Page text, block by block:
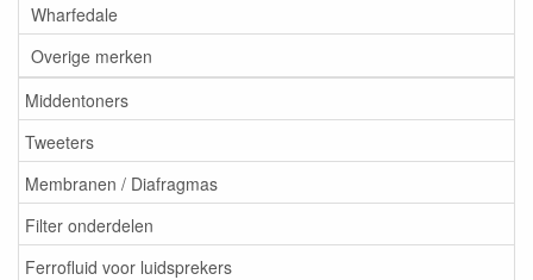
Wharfedale
Overige merken
Middentoners
Tweeters
Membranen / Diafragmas
Filter onderdelen
Ferrofluid voor luidsprekers